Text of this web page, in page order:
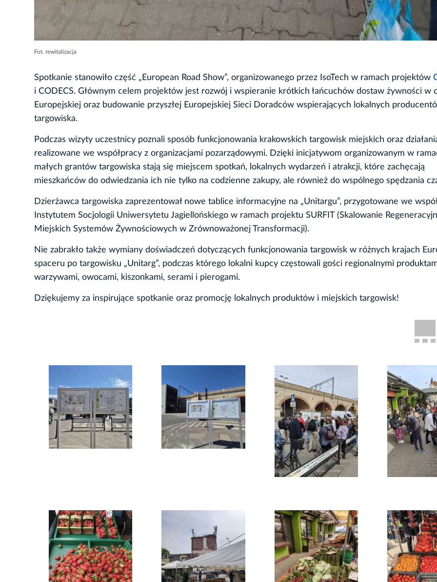
Fot. rewitalizacja
Spotkanie stanowiło część „European Road Show”, organizowanego przez IsoTech w ramach projektów
i CODECS. Głównym celem projektów jest rozwój i wspieranie krótkich łańcuchów dostaw żywności w
Europejskiej oraz budowanie przyszłej Europejskiej Sieci Doradców wspierających lokalnych
targowiska.
Podczas wizyty uczestnicy poznali sposób funkcjonowania krakowskich targowisk miejskich oraz
realizowane we współpracy z organizacjami pozarządowymi. Dzięki inicjatywom organizowanym w
małych grantów targowiska stają się miejscem spotkań, lokalnych wydarzeń i atrakcji, które zachęcają
mieszkańców do odwiedzania ich nie tylko na codzienne zakupy, ale również do wspólnego spędzania
Dzierżawca targowiska zaprezentował nowe tablice informacyjne na „Unitargu”, przygotowane we
Instytutem Socjologii Uniwersytetu Jagiellońskiego w ramach projektu SURFIT (Skalowanie
Miejskich Systemów Żywnościowych w Zrównoważonej Transformacji).
Nie zabrakło także wymiany doświadczeń dotyczących funkcjonowania targowisk w różnych krajach
spaceru po targowisku „Unitarg”, podczas którego lokalni kupcy częstowali gości regionalnymi
warzywami, owocami, kiszonkami, serami i pierogami.
Dziękujemy za inspirujące spotkanie oraz promocję lokalnych produktów i miejskich targowisk!